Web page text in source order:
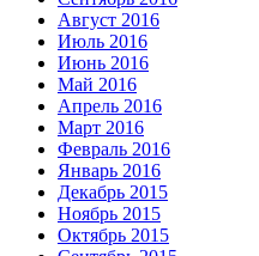
Август 2016
Июль 2016
Июнь 2016
Май 2016
Апрель 2016
Март 2016
Февраль 2016
Январь 2016
Декабрь 2015
Ноябрь 2015
Октябрь 2015